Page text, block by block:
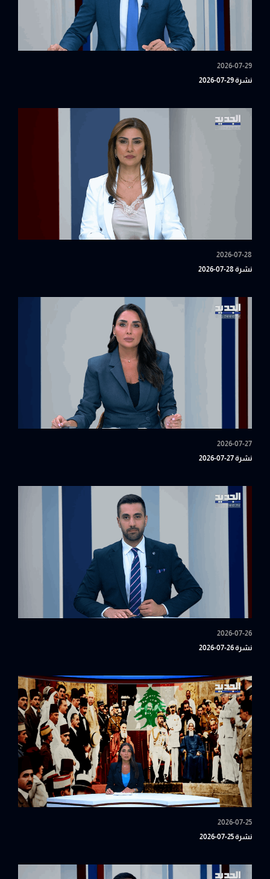
2026-07-29
نشرة 29-07-2026
2026-07-28
نشرة 28-07-2026
2026-07-27
نشرة 27-07-2026
2026-07-26
نشرة 26-07-2026
2026-07-25
نشرة 25-07-2026